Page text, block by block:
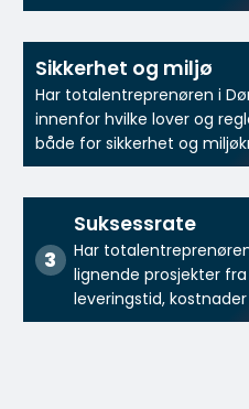
Sikkerhet og miljø
Har totalentreprenøren i
innenfor hvilke lover og
både for sikkerhet og
Suksessrate
Har
lignende prosjekter
leveringstid,